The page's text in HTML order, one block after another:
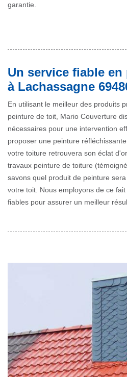
garantie.
Un service fiable
à Lachassagne
En utilisant le meilleur des produits
peinture de toit, Mario Couverture
nécessaires pour une intervention
proposer une peinture
votre toiture retrouvera son éclat
travaux peinture de toiture
savons quel produit de peinture
votre toit. Nous employons de ce
fiables pour assurer un meilleur